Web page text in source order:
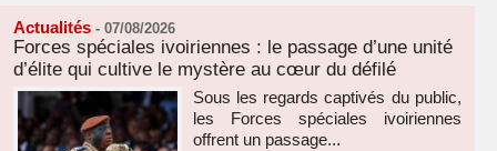
Actualités - 07/08/2026
Forces spéciales ivoiriennes : le passage d’une unité
d’élite qui cultive le mystère au cœur du défilé
Sous les regards captivés du public,
les Forces spéciales ivoiriennes
offrent un passage...